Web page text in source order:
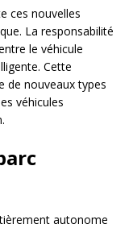
ces nouvelles
La responsabilité
le véhicule
Cette
de nouveaux types
véhicules
autonome